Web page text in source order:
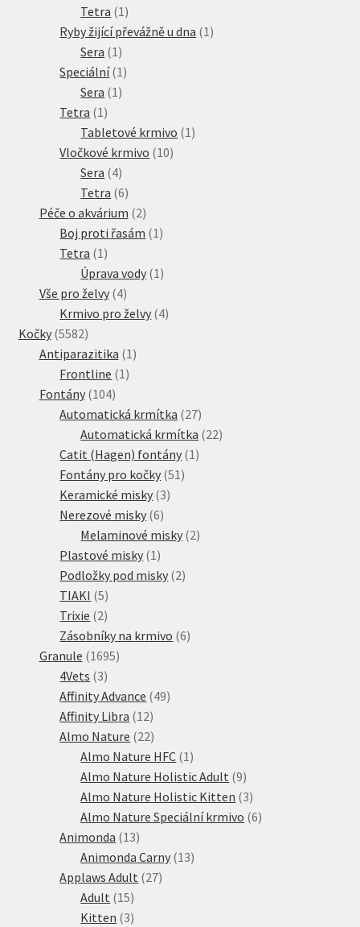
produkty
Tetra 1 1
produkt
Ryby žijící převážně u dna 1 1
Sera 1 1
produkt
Speciální 1 1
Sera 1 1
Tetra 1 1
produkt
Tabletové krmivo 1 1
Vločkové krmivo 1010
Sera 44
produkty
Tetra 66
produktů
Péče o akvárium 22
produkty
Boj proti řasám 1 1
Tetra 1 1
produkt
Úprava vody 1 1
Vše pro želvy 44
produkty
Krmivo pro želvy 44
Kočky 55825582
produktů
Antiparazitika 1 1
Frontline 1 1
Fontány 104104
produktů
Automatická krmítka 2727
produktů
Automatická krmítka 2222
Catit (Hagen) fontány 1 1
Fontány pro kočky 51 51
Keramické misky 33
Nerezové misky 66
produktů
Melaminové misky 22
Plastové misky 1 1
produkt
Podložky pod misky 22
TIAKI 55
produktů
Trixie 22
produkty
Zásobníky na krmivo 66
Granule 16951695
4Vets 33
produkty
Affinity Advance 4949
Affinity Libra 1212
produktů
Almo Nature 2222
produktů
Almo Nature HFC 1 1
produkt
Almo Nature Holistic Adult 99
produktů
Almo Nature Holistic Kitten 33
produkty
Almo Nature Speciální krmivo 66
Animonda 1313
produktů
Animonda Carny 1313
Applaws Adult 2727
Adult 1515
produktů
Kitten 33